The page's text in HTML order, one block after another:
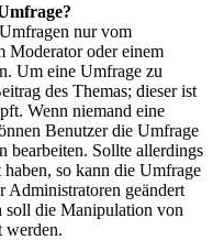
nur vom
Moderator oder einem
Um eine Umfrage zu
des Themas; dieser ist
Wenn niemand eine
Benutzer die Umfrage
bearbeiten. Sollte allerdings
so kann die Umfrage
Administratoren geändert
soll die Manipulation von
werden.